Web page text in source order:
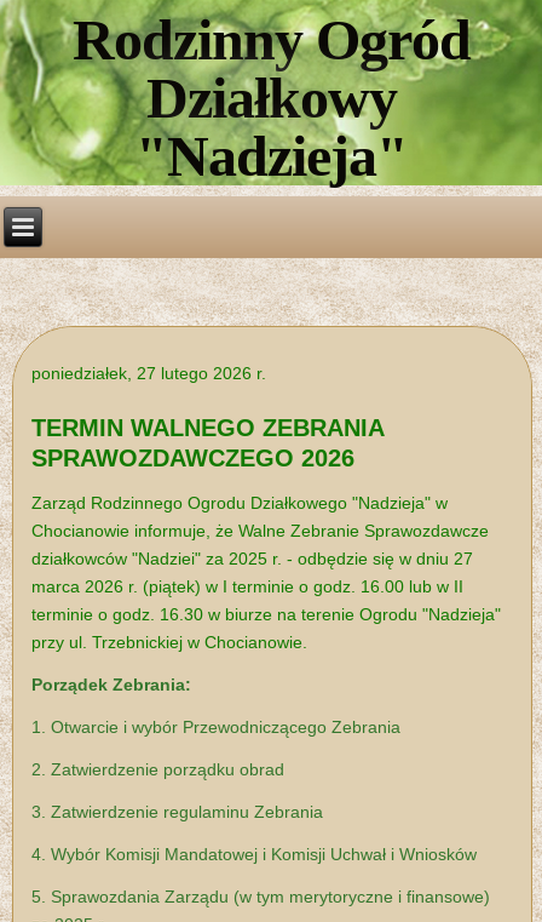
Rodzinny Ogród
Działkowy
"Nadzieja"
poniedziałek, 27 lutego 2026 r.
TERMIN WALNEGO ZEBRANIA
SPRAWOZDAWCZEGO 2026
Zarząd Rodzinnego Ogrodu Działkowego "Nadzieja" w
Chocianowie informuje, że Walne Zebranie Sprawozdawcze
działkowców "Nadziei" za 2025 r. - odbędzie się w dniu 27
marca 2026 r. (piątek) w I terminie o godz. 16.00 lub w II
terminie o godz. 16.30 w biurze na terenie Ogrodu "Nadzieja"
przy ul. Trzebnickiej w Chocianowie.
Porządek Zebrania:
1. Otwarcie i wybór Przewodniczącego Zebrania
2. Zatwierdzenie porządku obrad
3. Zatwierdzenie regulaminu Zebrania
4. Wybór Komisji Mandatowej i Komisji Uchwał i Wniosków
5. Sprawozdania Zarządu (w tym merytoryczne i finansowe)